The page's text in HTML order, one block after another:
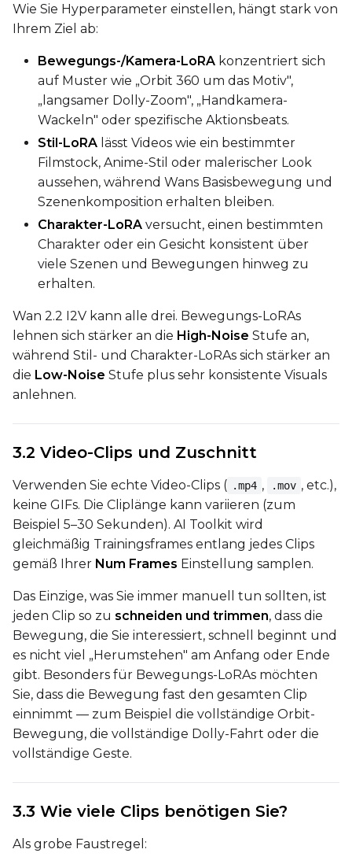
Width
Height
Num Frames
FPS
Seed
Advanced Sampling
ToggleSkip First Sample
Skip First Sample
Toggle Force First
Force First Sample
ToggleDisable Sampling
Disable Sampling
Width
Height
Wie Sie Hyperparameter einstellen, hängt stark von
Ihrem Ziel ab:
Bewegungs-/Kamera-LoRA konzentriert sich
auf Muster wie „Orbit 360 um das Motiv",
„langsamer Dolly-Zoom", „Handkamera-
Wackeln" oder spezifische Aktionsbeats.
Stil-LoRA lässt Videos wie ein bestimmter
Filmstock, Anime-Stil oder malerischer Look
aussehen, während Wans Basisbewegung und
Szenenkomposition erhalten bleiben.
Charakter-LoRA versucht, einen bestimmten
Charakter oder ein Gesicht konsistent über
viele Szenen und Bewegungen hinweg zu
erhalten.
Wan 2.2 I2V kann alle drei. Bewegungs-LoRAs
lehnen sich stärker an die High-Noise Stufe an,
während Stil- und Charakter-LoRAs sich stärker an
die Low-Noise Stufe plus sehr konsistente Visuals
anlehnen.
3.2 Video-Clips und Zuschnitt
Verwenden Sie echte Video-Clips ( .mp4 , .mov , etc.),
keine GIFs. Die Cliplänge kann variieren (zum
Beispiel 5–30 Sekunden). AI Toolkit wird
gleichmäßig Trainingsframes entlang jedes Clips
gemäß Ihrer Num Frames Einstellung samplen.
Das Einzige, was Sie immer manuell tun sollten, ist
jeden Clip so zu schneiden und trimmen, dass die
Bewegung, die Sie interessiert, schnell beginnt und
es nicht viel „Herumstehen" am Anfang oder Ende
gibt. Besonders für Bewegungs-LoRAs möchten
Sie, dass die Bewegung fast den gesamten Clip
einnimmt — zum Beispiel die vollständige Orbit-
Bewegung, die vollständige Dolly-Fahrt oder die
vollständige Geste.
3.3 Wie viele Clips benötigen Sie?
Als grobe Faustregel: